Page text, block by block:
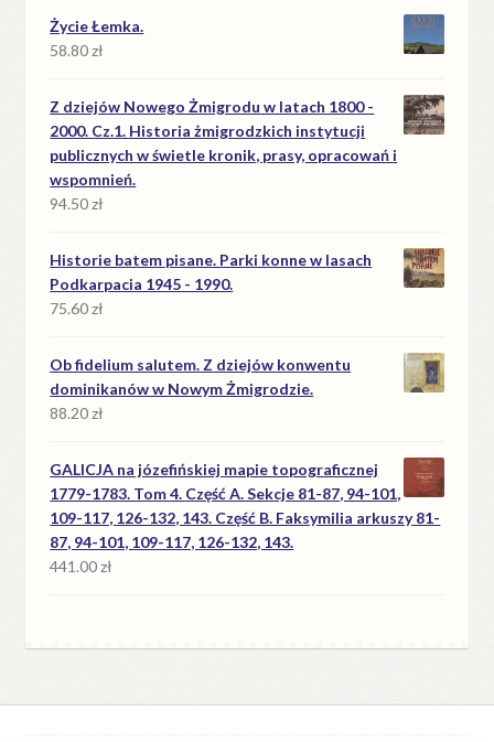
Życie Łemka.
58.80zł
Z dziejów Nowego Żmigrodu w latach 1800 -
2000. Cz.1. Historia żmigrodzkich instytucji
publicznych w świetle kronik, prasy, opracowań i
wspomnień.
94.50zł
Historie batem pisane. Parki konne w lasach
Podkarpacia 1945 - 1990.
75.60zł
Ob fidelium salutem. Z dziejów konwentu
dominikanów w Nowym Żmigrodzie.
88.20zł
GALICJA na józefińskiej mapie topograficznej
1779-1783. Tom 4. Część A. Sekcje 81-87, 94-101,
109-117, 126-132, 143. Część B. Faksymilia arkuszy 81-
87, 94-101, 109-117, 126-132, 143.
441.00zł